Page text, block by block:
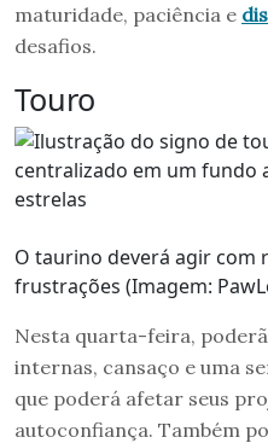
maturidade, paciência e
desafios.
Touro
O taurino deverá agir com
frustrações (Imagem:
Nesta quarta-feira,
internas, cansaço e uma
que poderá afetar seus
autoconfiança. Também